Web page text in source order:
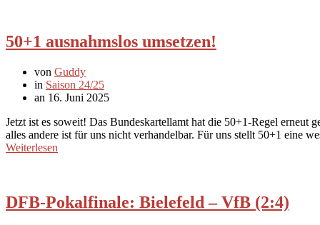
50+1 ausnahmslos umsetzen!
von Guddy
in Saison 24/25
an 16. Juni 2025
Jetzt ist es soweit! Das Bundeskartellamt hat die 50+1-Regel erneut
alles andere ist für uns nicht verhandelbar. Für uns stellt 50+1 eine
Weiterlesen
DFB-Pokalfinale: Bielefeld – VfB (2:4)